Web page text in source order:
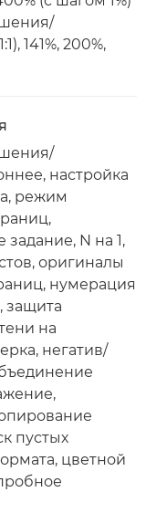
141%, 200%,
настройка
режим
N на 1,
оригиналы
нумерация
защита
на
негатив/
пустых
цветной